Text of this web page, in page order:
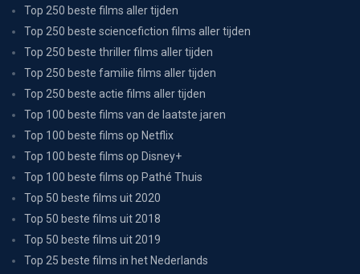
Top 250 beste films aller tijden
Top 250 beste sciencefiction films aller tijden
Top 250 beste thriller films aller tijden
Top 250 beste familie films aller tijden
Top 250 beste actie films aller tijden
Top 100 beste films van de laatste jaren
Top 100 beste films op Netflix
Top 100 beste films op Disney+
Top 100 beste films op Pathé Thuis
Top 50 beste films uit 2020
Top 50 beste films uit 2018
Top 50 beste films uit 2019
Top 25 beste films in het Nederlands